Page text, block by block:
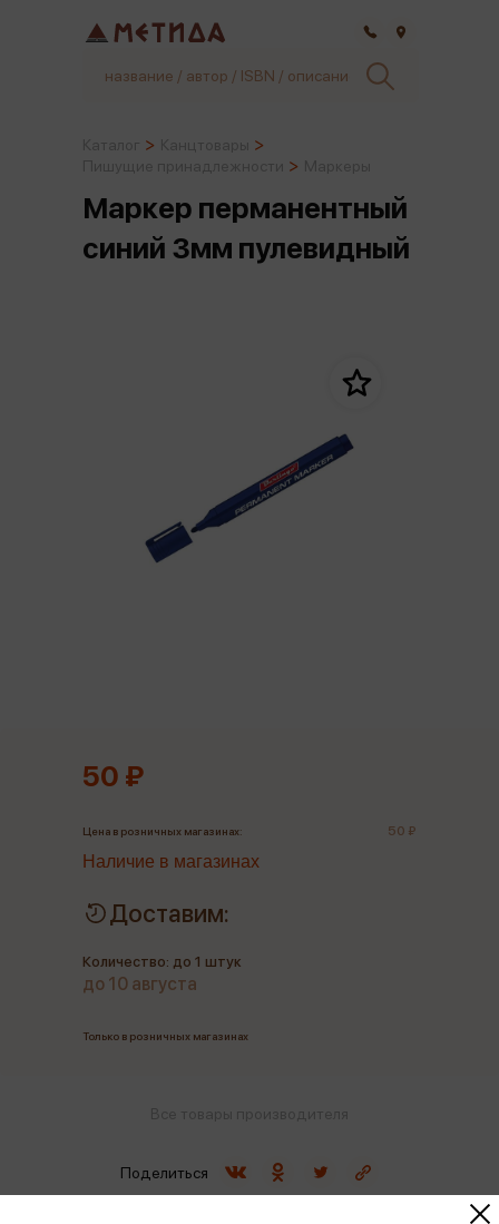
Маркер перманентный
синий 3мм пулевидный
50 ₽
Цена в розничных магазинах: 50 ₽
Наличие в магазинах
Доставим:
Количество: до 1 штук
до 10 августа
Только в розничных магазинах
Поделиться